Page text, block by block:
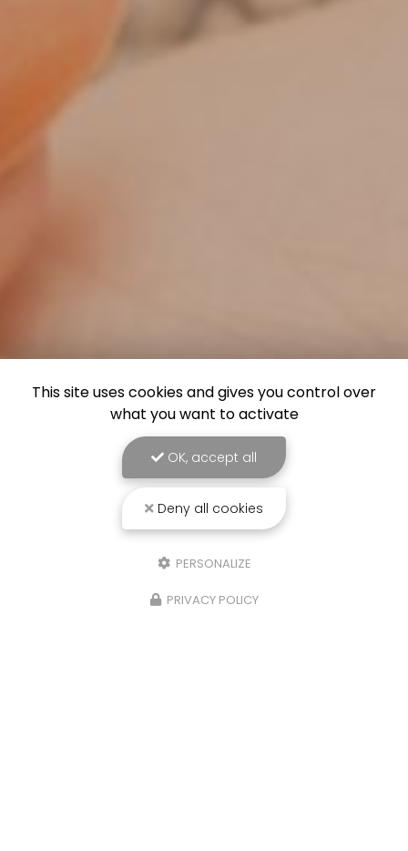
This site uses cookies and gives you control over
what you want to activate
OK, accept all
Deny all cookies
PERSONALIZE
PRIVACY POLICY